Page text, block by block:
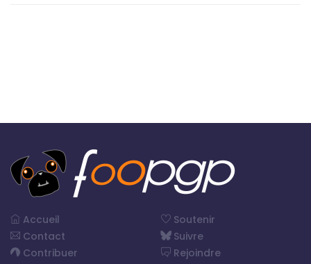
Accueil
Contact
Contribuer
Soutenir
Suivre
Rejoindre